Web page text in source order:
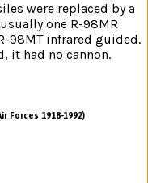
were replaced by a
one R-98MR
98MT infrared guided.
it had no cannon.
1918-1992)